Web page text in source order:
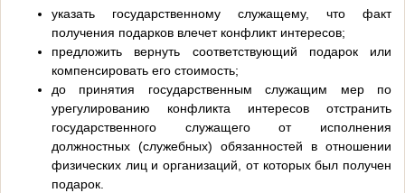
указать государственному служащему, что факт
получения подарков влечет конфликт интересов;
предложить вернуть соответствующий подарок или
компенсировать его стоимость;
до принятия государственным служащим мер по
урегулированию конфликта интересов отстранить
государственного служащего от исполнения
должностных (служебных) обязанностей в отношении
физических лиц и организаций, от которых был получен
подарок.